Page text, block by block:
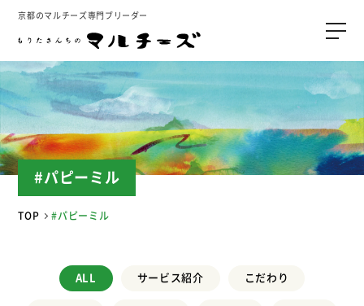
京都のマルチーズ専門ブリーダー
#パピーミル
TOP #パピーミル
ALL サービス紹介 こだわり